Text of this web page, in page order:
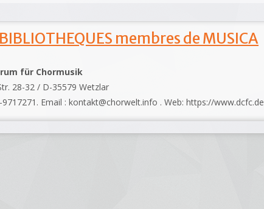
membres de MUSICA
für Chormusik
28-32 / D-35579 Wetzlar
9717271. Email : kontakt@chorwelt.info . Web: https://www.dcfc.de